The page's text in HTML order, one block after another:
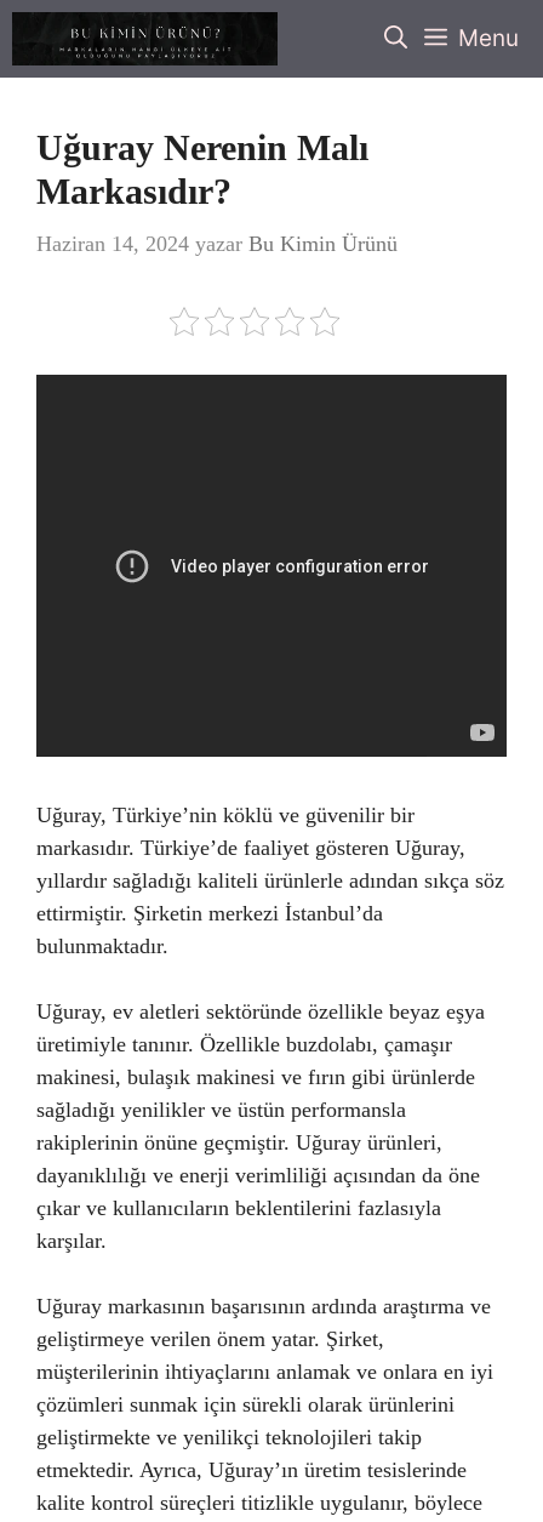
İçeriğe
Menu
Uğuray Nerenin Malı
Markasıdır?
Haziran 14, 2024 yazar Bu Kimin Ürünü
Uğuray, Türkiye’nin köklü ve güvenilir bir
markasıdır. Türkiye’de faaliyet gösteren Uğuray,
yıllardır sağladığı kaliteli ürünlerle adından sıkça söz
ettirmiştir. Şirketin merkezi İstanbul’da
bulunmaktadır.
Uğuray, ev aletleri sektöründe özellikle beyaz eşya
üretimiyle tanınır. Özellikle buzdolabı, çamaşır
makinesi, bulaşık makinesi ve fırın gibi ürünlerde
sağladığı yenilikler ve üstün performansla
rakiplerinin önüne geçmiştir. Uğuray ürünleri,
dayanıklılığı ve enerji verimliliği açısından da öne
çıkar ve kullanıcıların beklentilerini fazlasıyla
karşılar.
Uğuray markasının başarısının ardında araştırma ve
geliştirmeye verilen önem yatar. Şirket,
müşterilerinin ihtiyaçlarını anlamak ve onlara en iyi
çözümleri sunmak için sürekli olarak ürünlerini
geliştirmekte ve yenilikçi teknolojileri takip
etmektedir. Ayrıca, Uğuray’ın üretim tesislerinde
kalite kontrol süreçleri titizlikle uygulanır, böylece